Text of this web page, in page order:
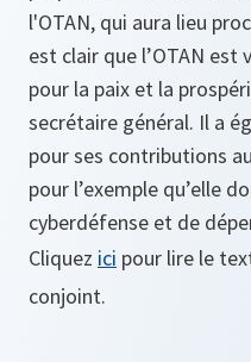
l'OTAN, qui aura lieu
est clair que l’OTAN
pour la paix et la
secrétaire général. Il a
pour ses contributions
pour l’exemple qu’elle
cyberdéfense et de
Cliquez ici pour lire le
conjoint.